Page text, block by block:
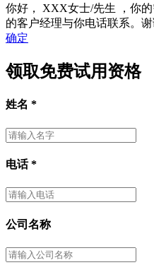
你好， XXX女士/先生
，你
的客户经理与你电话联系。
确定
领取免费试用资格
姓名 *
电话*
公司名称